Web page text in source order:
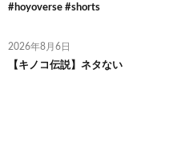
#hoyoverse #shorts
2026年8月6日
【キノコ伝説】ネタない